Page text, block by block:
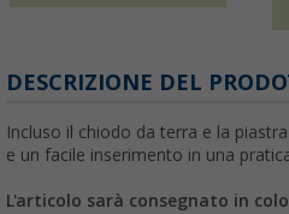
DESCRIZIONE DEL
Incluso il chiodo da terra e la
e un facile inserimento in una
L'articolo sarà consegnato in